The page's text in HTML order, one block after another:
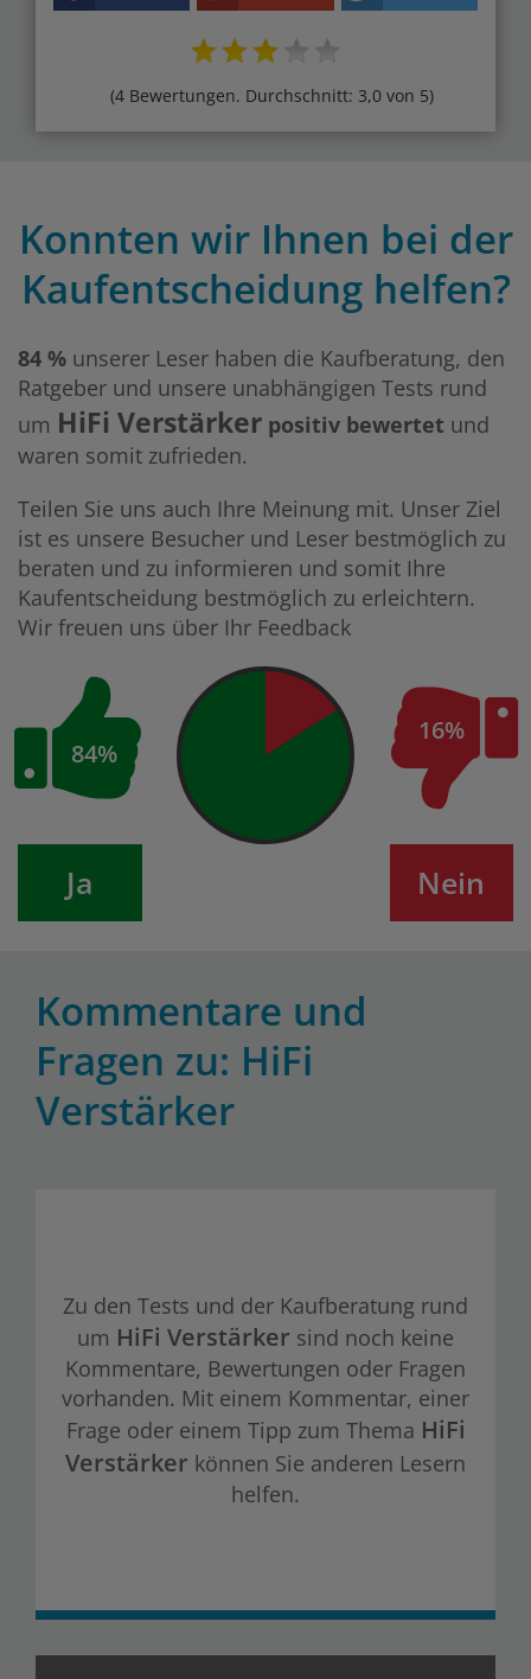
(4 Bewertungen. Durchschnitt: 3,0 von 5)
Konnten wir Ihnen bei der
Kaufentscheidung helfen?
84 % unserer Leser haben die Kaufberatung, den
Ratgeber und unsere unabhängigen Tests rund
um HiFi Verstärker positiv bewertet und
waren somit zufrieden.
Teilen Sie uns auch Ihre Meinung mit. Unser Ziel
ist es unsere Besucher und Leser bestmöglich zu
beraten und zu informieren und somit Ihre
Kaufentscheidung bestmöglich zu erleichtern.
Wir freuen uns über Ihr Feedback
84%
16%
Ja Nein
Kommentare und
Fragen zu: HiFi
Verstärker
Zu den Tests und der Kaufberatung rund
um HiFi Verstärker sind noch keine
Kommentare, Bewertungen oder Fragen
vorhanden. Mit einem Kommentar, einer
Frage oder einem Tipp zum Thema HiFi
Verstärker können Sie anderen Lesern
helfen.